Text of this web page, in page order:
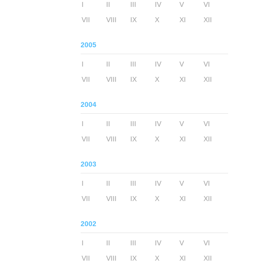
I II III IV V
VI
VII
VIII IX X XI XII
2005
I II III IV V
VI
VII
VIII IX X XI XII
2004
I II III IV V
VI
VII
VIII IX X XI XII
2003
I II III IV V
VI
VII
VIII IX X XI XII
2002
I II III IV V
VI
VII
VIII IX X XI XII